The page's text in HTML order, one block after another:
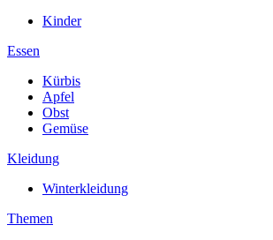
Kinder
Essen
Kürbis
Apfel
Obst
Gemüse
Kleidung
Winterkleidung
Themen